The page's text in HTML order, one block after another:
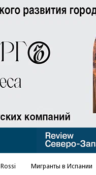
ad
Мигранты в Испании